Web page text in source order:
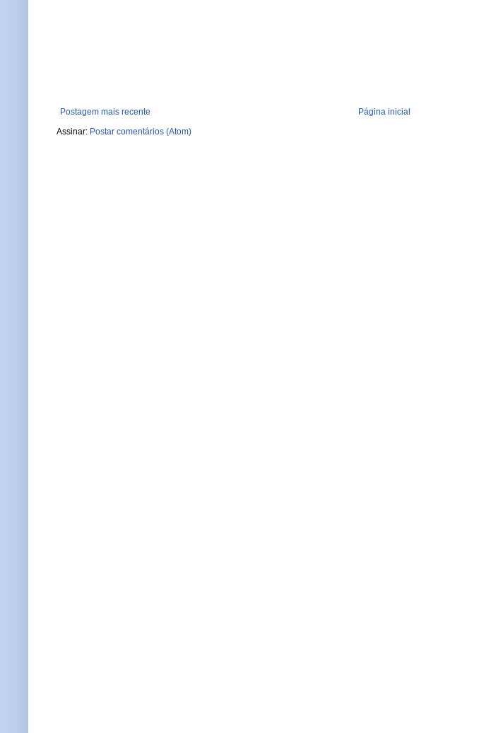
Postagem mais recente
Página inicial
Assinar: Postar comentários (Atom)